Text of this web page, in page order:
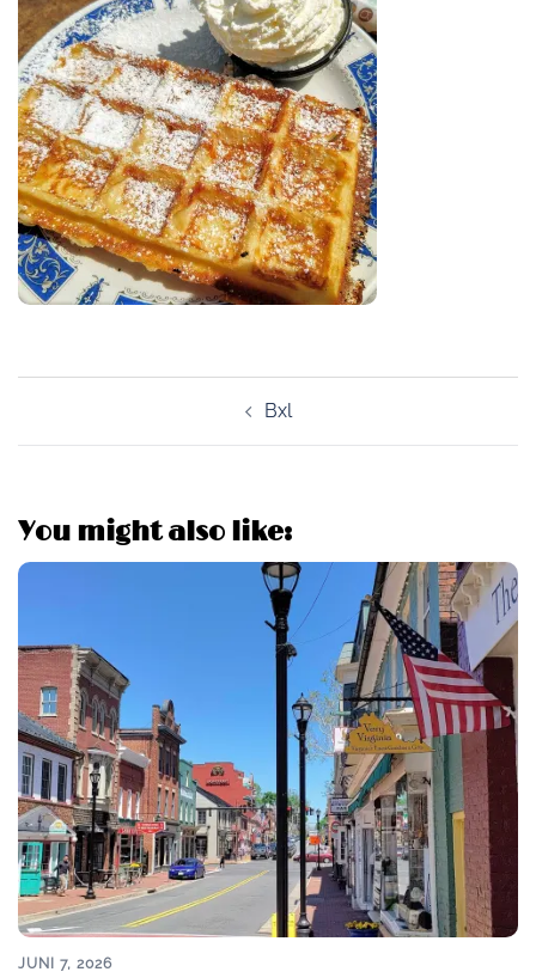
navigation
Bxl
You might also like:
JUNI 7, 2026